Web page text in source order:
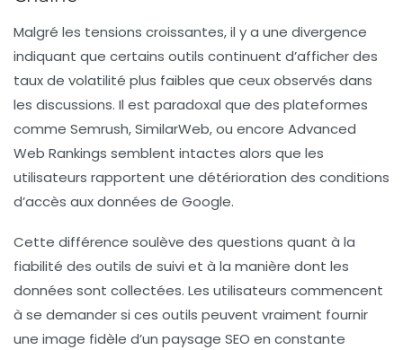
Malgré les tensions croissantes, il y a une divergence
indiquant que certains outils continuent d’afficher des
taux de volatilité plus faibles que ceux observés dans
les discussions. Il est paradoxal que des plateformes
comme Semrush, SimilarWeb, ou encore Advanced
Web Rankings semblent intactes alors que les
utilisateurs rapportent une détérioration des conditions
d’accès aux données de Google.
Cette différence soulève des questions quant à la
fiabilité des outils de suivi et à la manière dont les
données sont collectées. Les utilisateurs commencent
à se demander si ces outils peuvent vraiment fournir
une image fidèle d’un paysage SEO en constante